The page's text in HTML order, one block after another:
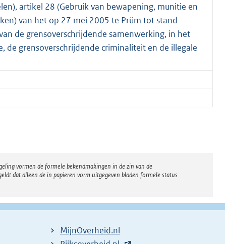
artikel 28 (Gebruik van bewapening, munitie en
van het op 27 mei 2005 te Prüm tot stand
de grensoverschrijdende samenwerking, in het
de grensoverschrijdende criminaliteit en de illegale
vormen de formele bekendmakingen in de zin van de
dat alleen de in papieren vorm uitgegeven bladen formele status
MijnOverheid.nl